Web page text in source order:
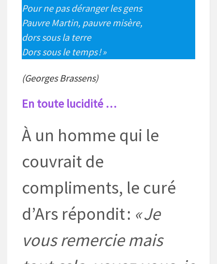
Pour ne pas déranger les gens
Pauvre Martin, pauvre misère,
dors sous la terre
Dors sous le temps ! »
(Georges Brassens)
En toute lucidité …
À un homme qui le
couvrait de
compliments, le curé
d’Ars répondit : « Je
vous remercie mais